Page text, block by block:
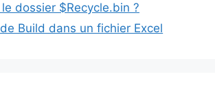
dossier $Recycle.bin ?
Build dans un fichier Excel